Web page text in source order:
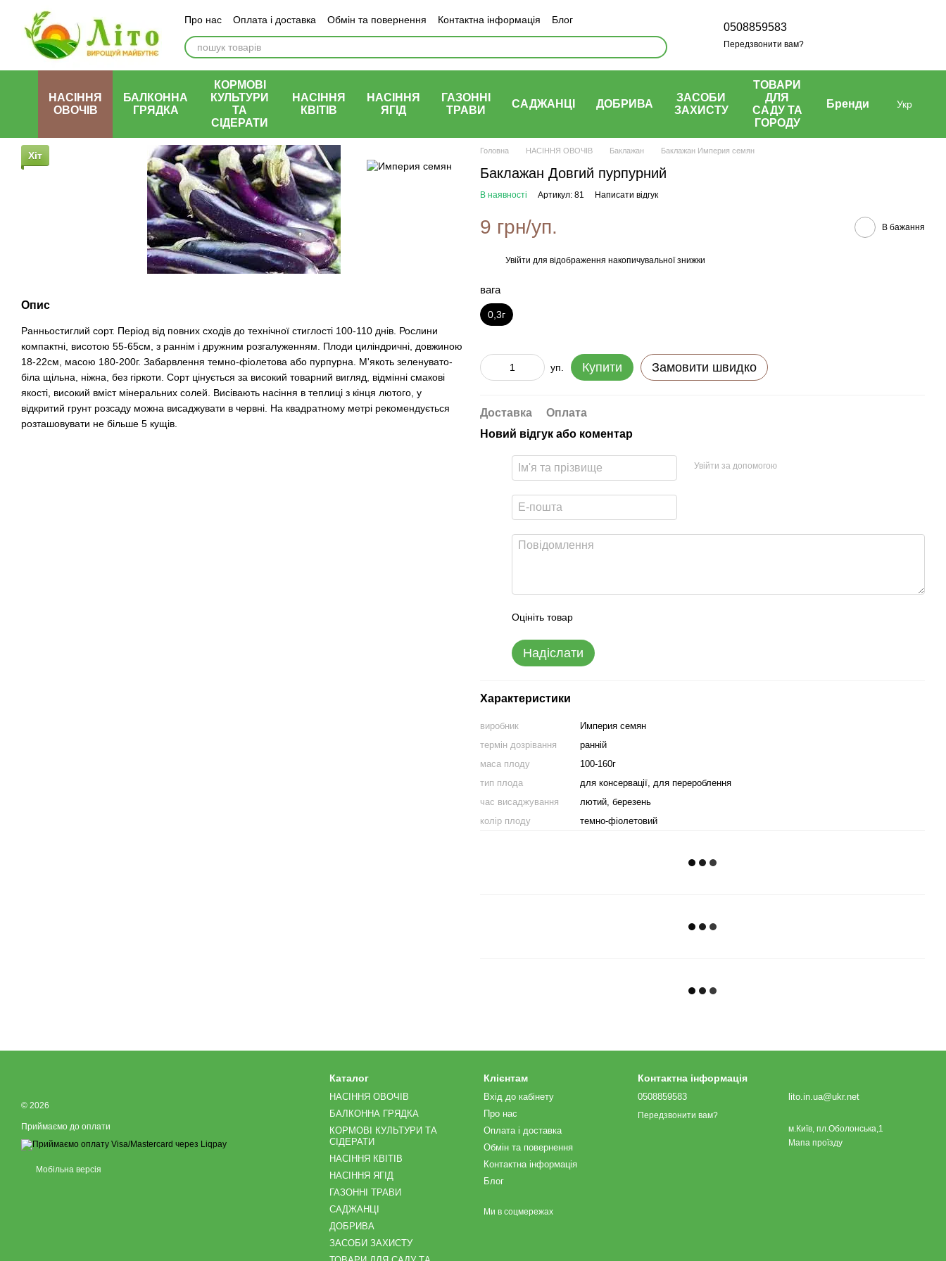
Перейти до основного контенту
Про нас Оплата і доставка Обмін та повернення Контактна інформація Блог
0508859583
Передзвонити вам?
НАСІННЯ
ОВОЧІВ
БАЛКОННА
ГРЯДКА
КОРМОВІ
КУЛЬТУРИ
ТА
СІДЕРАТИ
НАСІННЯ
КВІТІВ
НАСІННЯ
ЯГІД
ГАЗОННІ
ТРАВИ
САДЖАНЦІ ДОБРИВА
ЗАСОБИ
ЗАХИСТУ
ТОВАРИ
ДЛЯ
САДУ ТА
ГОРОДУ
Бренди Укр
Хіт
Опис
Ранньостиглий сорт. Період від повних сходів до технічної стиглості 100-110 днів. Рослини
компактні, висотою 55-65см, з раннім і дружним розгалуженням. Плоди циліндричні, довжиною
18-22см, масою 180-200г. Забарвлення темно-фіолетова або пурпурна. М'якоть зеленувато-
біла щільна, ніжна, без гіркоти. Сорт цінується за високий товарний вигляд, відмінні смакові
якості, високий вміст мінеральних солей. Висівають насіння в теплиці з кінця лютого, у
відкритий грунт розсаду можна висаджувати в червні. На квадратному метрі рекомендується
розташовувати не більше 5 кущів.
Головна НАСІННЯ ОВОЧІВ Баклажан Баклажан Империя семян
Баклажан Довгий пурпурний
В наявності Артикул: 81 Написати відгук
9 грн/уп. В бажання
Увійти для відображення накопичувальної знижки
вага
0,3г
уп. Купити Замовити швидко
Доставка
Оплата
Новий відгук або коментар
Увійти за допомогою
Оцініть товар
Надіслати
Характеристики
виробник
Империя семян
термін дозрівання
ранній
маса плоду
100-160г
тип плода
для консервації, для перероблення
час висаджування
лютий, березень
колір плоду
темно-фіолетовий
© 2026
Приймаємо до оплати
Мобільна версія
Каталог
НАСІННЯ ОВОЧІВ
БАЛКОННА ГРЯДКА
КОРМОВІ КУЛЬТУРИ ТА
СІДЕРАТИ
НАСІННЯ КВІТІВ
НАСІННЯ ЯГІД
ГАЗОННІ ТРАВИ
САДЖАНЦІ
ДОБРИВА
ЗАСОБИ ЗАХИСТУ
Клієнтам
Вхід до кабінету
Про нас
Оплата і доставка
Обмін та повернення
Контактна інформація
Блог
Ми в соцмережах
Контактна інформація
0508859583
Передзвонити вам?
lito.in.ua@ukr.net
м.Київ, пл.Оболонська,1
Мапа проїзду